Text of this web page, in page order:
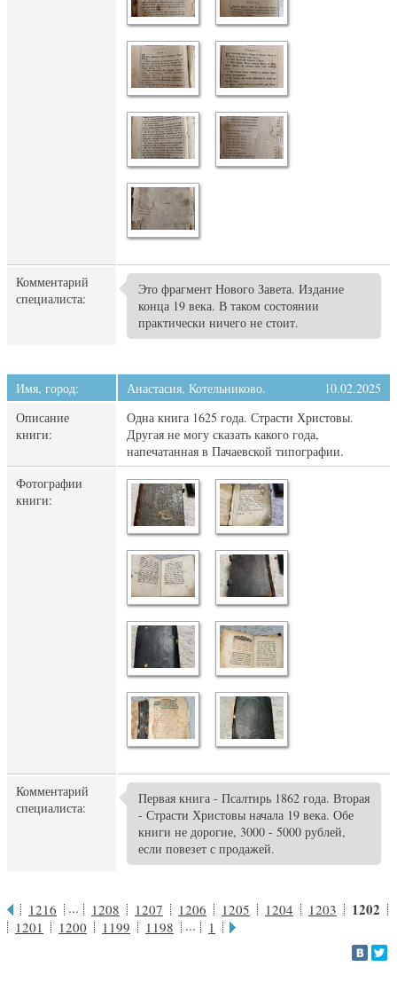
Комментарий
специалиста:
Это фрагмент Нового Завета. Издание
конца 19 века. В таком состоянии
практически ничего не стоит.
Имя, город: Анастасия, Котельниково.
10.02.2025
Описание
книги:
Одна книга 1625 года. Страсти Христовы.
Другая не могу сказать какого года,
напечатанная в Пачаевской типографии.
Фотографии
книги:
Комментарий
специалиста:
Первая книга - Псалтирь 1862 года. Вторая
- Страсти Христовы начала 19 века. Обе
книги не дорогие, 3000 - 5000 рублей,
если повезет с продажей.
1216 ... 1208 1207 1206 1205 1204 1203 1202
1201 1200 1199 1198 ... 1